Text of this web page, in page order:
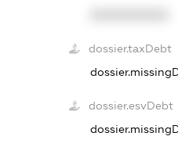
dossier.taxDebt
dossier.esvDebt